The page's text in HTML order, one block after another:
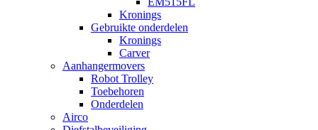
Kronings
Gebruikte onderdelen
Kronings
Carver
Aanhangermovers
Robot Trolley
Toebehoren
Onderdelen
Airco